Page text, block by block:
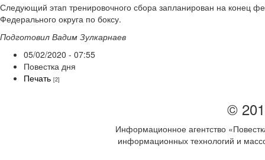
Следующий этап тренировочного сбора запланирован на конец
Федерального округа по боксу.
Подготовил Вадим Зулкарнаев
05/02/2020 - 07:55
Повестка дня
Печать [2]
©
Информационное агентство
информационных технологий и